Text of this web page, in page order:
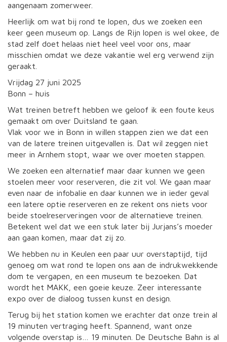
aangenaam zomerweer.
Heerlijk om wat bij rond te lopen, dus we zoeken een
keer geen museum op. Langs de Rijn lopen is wel okee, de
stad zelf doet helaas niet heel veel voor ons, maar
misschien omdat we deze vakantie wel erg verwend zijn
geraakt.
Vrijdag 27 juni 2025
Bonn – huis
Wat treinen betreft hebben we geloof ik een foute keus
gemaakt om over Duitsland te gaan.
Vlak voor we in Bonn in willen stappen zien we dat een
van de latere treinen uitgevallen is. Dat wil zeggen niet
meer in Arnhem stopt, waar we over moeten stappen.
We zoeken een alternatief maar daar kunnen we geen
stoelen meer voor reserveren, die zit vol. We gaan maar
even naar de infobalie en daar kunnen we in ieder geval
een latere optie reserveren en ze rekent ons niets voor
beide stoelreserveringen voor de alternatieve treinen.
Betekent wel dat we een stuk later bij Jurjans’s moeder
aan gaan komen, maar dat zij zo.
We hebben nu in Keulen een paar uur overstaptijd, tijd
genoeg om wat rond te lopen ons aan de indrukwekkende
dom te vergapen, en een museum te bezoeken. Dat
wordt het MAKK, een goeie keuze. Zeer interessante
expo over de dialoog tussen kunst en design.
Terug bij het station komen we erachter dat onze trein al
19 minuten vertraging heeft. Spannend, want onze
volgende overstap is… 19 minuten. De Deutsche Bahn is al